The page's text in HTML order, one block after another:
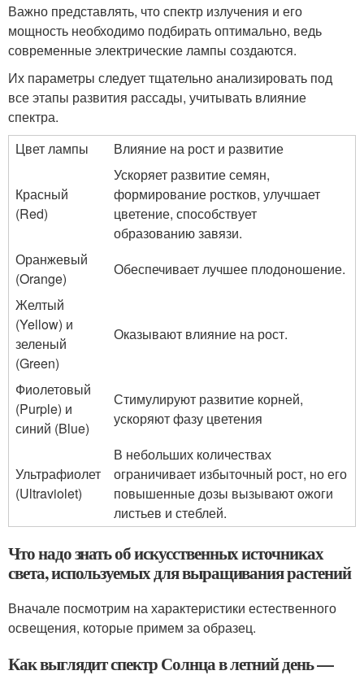
Важно представлять, что спектр излучения и его
мощность необходимо подбирать оптимально, ведь
современные электрические лампы создаются.
Их параметры следует тщательно анализировать под
все этапы развития рассады, учитывать влияние
спектра.
Цвет лампы
Влияние на рост и развитие
Красный
(Red)
Ускоряет развитие семян,
формирование ростков, улучшает
цветение, способствует
образованию завязи.
Оранжевый
(Orange)
Обеспечивает лучшее плодоношение.
Желтый
(Yellow) и
зеленый
(Green)
Оказывают влияние на рост.
Фиолетовый
(Purple) и
синий (Blue)
Стимулируют развитие корней,
ускоряют фазу цветения
Ультрафиолет
(Ultraviolet)
В небольших количествах
ограничивает избыточный рост, но его
повышенные дозы вызывают ожоги
листьев и стеблей.
Что надо знать об искусственных источниках
света, используемых для выращивания растений
Вначале посмотрим на характеристики естественного
освещения, которые примем за образец.
Как выглядит спектр Солнца в летний день —